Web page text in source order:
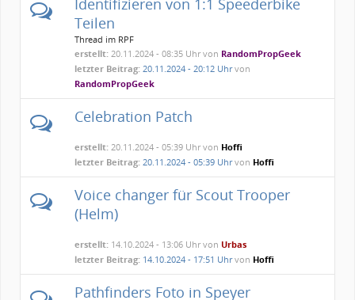
Identifizieren von 1:1 Speederbike
Teilen
Thread im RPF
erstellt:20.11.2024 - 08:35 Uhr von RandomPropGeek
letzter Beitrag: 20.11.2024 - 20:12 Uhrvon
RandomPropGeek
Celebration Patch
erstellt:20.11.2024 - 05:39 Uhr von Hoffi
letzter Beitrag: 20.11.2024 - 05:39 Uhrvon Hoffi
Voice changer für Scout Trooper
(Helm)
erstellt:14.10.2024 - 13:06 Uhr von Urbas
letzter Beitrag: 14.10.2024 - 17:51 Uhrvon Hoffi
Pathfinders Foto in Speyer